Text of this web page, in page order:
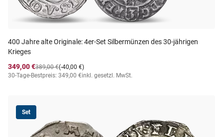
400 Jahre alte Originale: 4er-Set Silbermünzen des 30-jährigen
Krieges
349,00 €
(-40,00 €)
389,00 €
30-Tage-Bestpreis: 349,00 €inkl. gesetzl. MwSt.
Set